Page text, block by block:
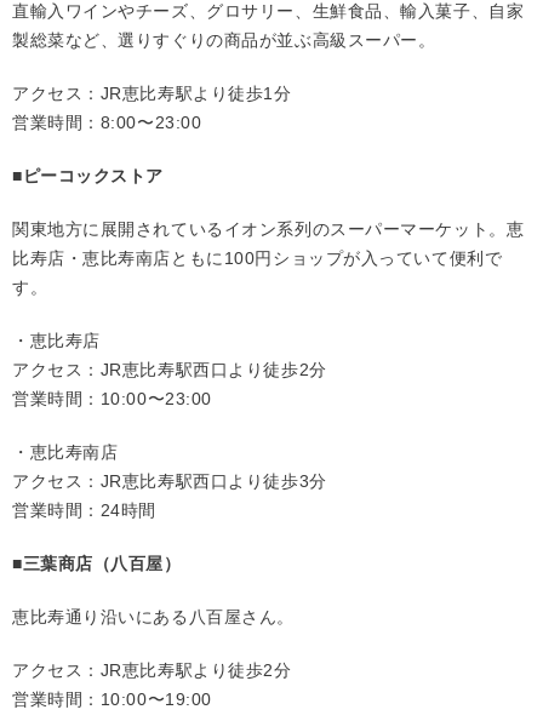
直輸入ワインやチーズ、グロサリー、生鮮食品、輸入菓子、自家
製総菜など、選りすぐりの商品が並ぶ高級スーパー。
アクセス：JR恵比寿駅より徒歩1分
営業時間：8:00〜23:00
■ピーコックストア
関東地方に展開されているイオン系列のスーパーマーケット。恵
比寿店・恵比寿南店ともに100円ショップが入っていて便利で
す。
・恵比寿店
アクセス：JR恵比寿駅西口より徒歩2分
営業時間：10:00〜23:00
・恵比寿南店
アクセス：JR恵比寿駅西口より徒歩3分
営業時間：24時間
■三葉商店（八百屋）
恵比寿通り沿いにある八百屋さん。
アクセス：JR恵比寿駅より徒歩2分
営業時間：10:00〜19:00